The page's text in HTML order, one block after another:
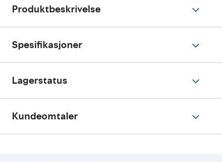
Produktbeskrivelse
Spesifikasjoner
Lagerstatus
Kundeomtaler